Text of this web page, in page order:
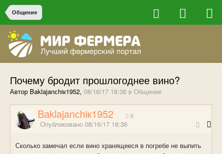
Общение
Почему бродит прошлогоднее вино?
Автор Baklajanсhiк1952, 08/16/17 18:36 в Общение
Baklajanсhiк1952 0
Опубликовано 08/16/17 18:36
Сколько замечал если вино хранящееся в погребе не выпить